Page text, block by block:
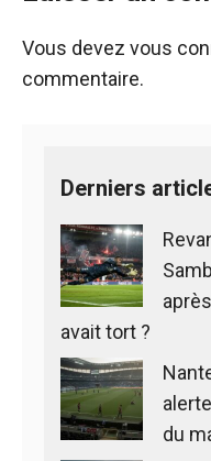
Vous devez vous
commentaire.
Derniers
avait tort ?
du